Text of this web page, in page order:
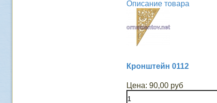
Описание товара
Кронштейн 0112
Цена: 90,00 руб